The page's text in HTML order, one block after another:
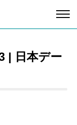
| 日本デー